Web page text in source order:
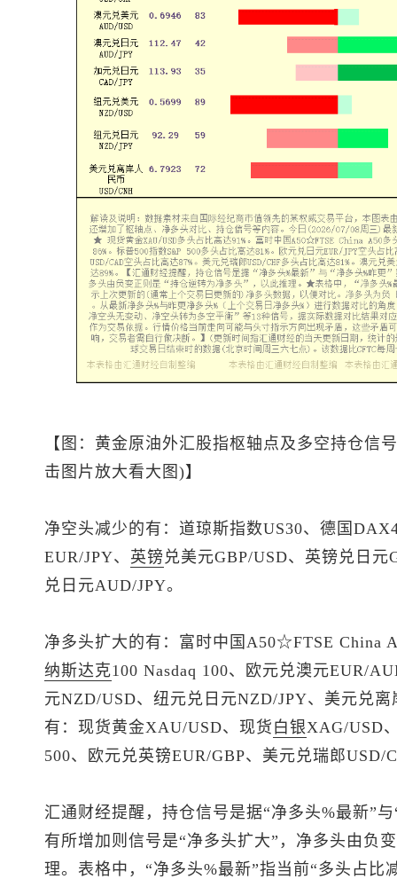
【图：黄金原油外汇股指枢轴点及多空持仓信
击图片放大看大图)】
净空头减少的有：道琼斯指数US30、德国
EUR/JPY、 英镑 兑美元GBP/USD、 英镑兑日元
兑日元AUD/JPY。
净多头扩大的有：富时中国A50☆FTSE China
纳斯达克100 Nasdaq 100、欧元兑澳元EUR/
元NZD/USD、纽元兑日元NZD/JPY、 美元兑离
有： 现货黄金XAU/USD、 现货 白银XAG/USD
500、欧元兑英镑EUR/GBP、 美元兑瑞郎USD/
汇通财经提醒，持仓信号是据“净多头%最新”
有所增加则信号是“净多头扩大”，净多头由负
理。表格中，“净多头%最新”指当前“多头占比